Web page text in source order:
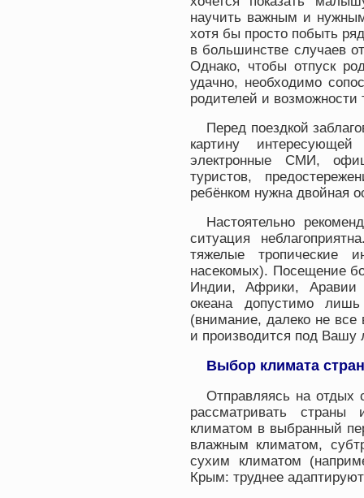
научить важным и
хотя бы просто побыть
в большинстве случаев
Однако, чтобы отпуск
удачно, необходимо
родителей и возможности
Перед поездкой
картину
электронные СМИ,
туристов,
ребёнком нужна двойная
Настоятельно
ситуация
тяжелые тропические
насекомых). Посещение
Индии, Африки, Аравии
океана допустимо лишь
(внимание, далеко не
и производится под Вашу
Выбор климата
Отправляясь на
рассматривать
климатом в выбранный
влажным климатом,
сухим климатом
Крым: труднее